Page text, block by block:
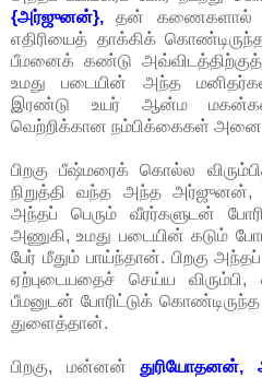
{அர்ஜுனன்},தன் கணைகளால்
எதிரியைத் தாக்கிக்
பீமனைக் கண்டு
உமது படையின் அந்த
இரண்டு உயர் ஆன்ம
வெற்றிக்கான நம்பிக்கைகள்
பிறகு பீஷ்மரைக் கொல்ல
நிறுத்தி வந்த அந்த அர்ஜுனன், ஓ!
அந்தப் பெரும் வீரர்களுடன்
அணுகி, உமது படையின் கடும்
பேர் மீதும் பாய்ந்தான். பிறகு
ஏற்புடையதைச் செய்ய விரும்பி,
பீமனுடன் போரிட்டுக்
துளைத்தான்.
பிறகு, மன்னன்துரியோதனன்,